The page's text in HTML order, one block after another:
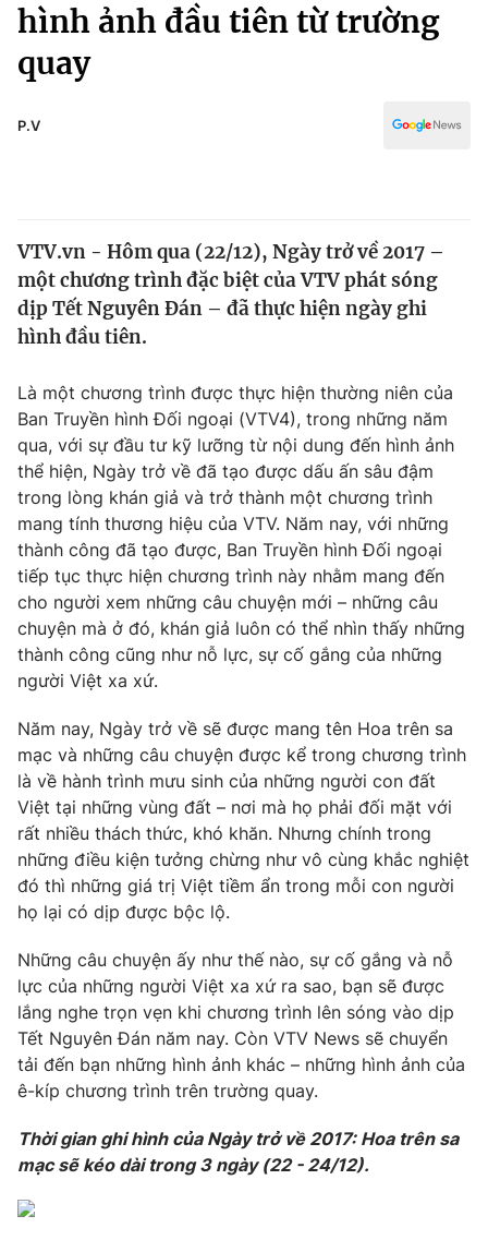
Chính trị
Xã hội
Pháp luật
Thế giới
Tin tức
Thế giới đó đây
Câu chuyện quốc tế
Kinh tế
Thị trường
Góc doanh nghiệp
Dữ liệu và đời sống
Truyền hình
Phim VTV
Hậu trường
Nhân vật
Khán giả
Giải sao mai
Giải trí
Điện ảnh
Âm nhạc
Sao
Đời sống
Du lịch
Làm đẹp
Giáo dục
Tuyển sinh
Học trực tuyến
Hitech Công nghệ tương lai
Sản phẩm
Thị trường
Tư vấn
Giao lưu trực tuyến
Lịch phát sóng
Chuyên mục khác
Emagazine Podcast
Photo Infographic
Video Shorts video
VTV Money VTV Thể thao
VTV Sức khoẻ
Truyền hình
Văn hóa - Giải trí
Y tế
hình ảnh đầu tiên từ trường
quay
P.V
VTV.vn - Hôm qua (22/12), Ngày trở về 2017 –
một chương trình đặc biệt của VTV phát sóng
dịp Tết Nguyên Đán – đã thực hiện ngày ghi
hình đầu tiên.
Là một chương trình được thực hiện thường niên của
Ban Truyền hình Đối ngoại (VTV4), trong những năm
qua, với sự đầu tư kỹ lưỡng từ nội dung đến hình ảnh
thể hiện, Ngày trở về đã tạo được dấu ấn sâu đậm
trong lòng khán giả và trở thành một chương trình
mang tính thương hiệu của VTV. Năm nay, với những
thành công đã tạo được, Ban Truyền hình Đối ngoại
tiếp tục thực hiện chương trình này nhằm mang đến
cho người xem những câu chuyện mới – những câu
chuyện mà ở đó, khán giả luôn có thể nhìn thấy những
thành công cũng như nỗ lực, sự cố gắng của những
người Việt xa xứ.
Năm nay, Ngày trở về sẽ được mang tên Hoa trên sa
mạc và những câu chuyện được kể trong chương trình
là về hành trình mưu sinh của những người con đất
Việt tại những vùng đất – nơi mà họ phải đối mặt với
rất nhiều thách thức, khó khăn. Nhưng chính trong
những điều kiện tưởng chừng như vô cùng khắc nghiệt
đó thì những giá trị Việt tiềm ẩn trong mỗi con người
họ lại có dịp được bộc lộ.
Những câu chuyện ấy như thế nào, sự cố gắng và nỗ
lực của những người Việt xa xứ ra sao, bạn sẽ được
lắng nghe trọn vẹn khi chương trình lên sóng vào dịp
Tết Nguyên Đán năm nay. Còn VTV News sẽ chuyển
tải đến bạn những hình ảnh khác – những hình ảnh của
ê-kíp chương trình trên trường quay.
Thời gian ghi hình của Ngày trở về 2017: Hoa trên sa
mạc sẽ kéo dài trong 3 ngày (22 - 24/12).